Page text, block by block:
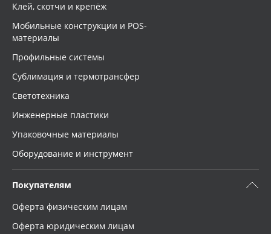
Клей, скотчи и крепёж
Мобильные конструкции и POS-
материалы
Профильные системы
Сублимация и термотрансфер
Светотехника
Инженерные пластики
Упаковочные материалы
Оборудование и инструмент
Покупателям
Оферта физическим лицам
Оферта юридическим лицам